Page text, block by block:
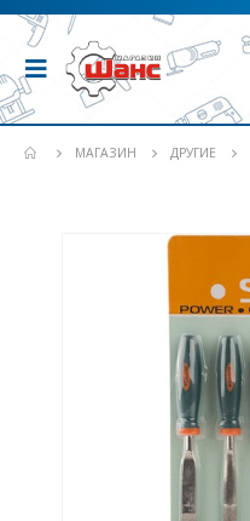
МАГАЗИН ДРУГИЕ